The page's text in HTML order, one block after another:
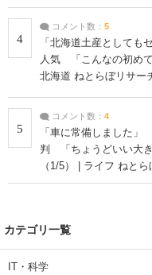
4
コメント数： 5
「北海道土産としても
人気 「こんなの初め
北海道 ねとらぼリサー
5
コメント数： 4
「車に常備しました」
判 「ちょうどいい大き
（1/5） | ライフ ねと
カテゴリ一覧
IT・科学